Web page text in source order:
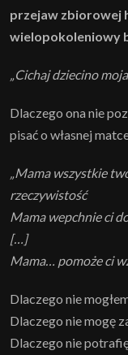
przejaw zbiorowej
wielopokoleniowy
„Cichaj dziecino
Dlaczego ona nie
pisać o własnej
„Mama wszystkie
rzeczywistość
Mama wepchnie ci
[…]
Mama… pomoże ci
Dlaczego nie
Dlaczego nie mogę
Dlaczego nie